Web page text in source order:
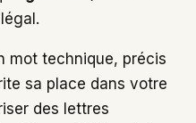
mot technique, précis
sa place dans votre
des lettres